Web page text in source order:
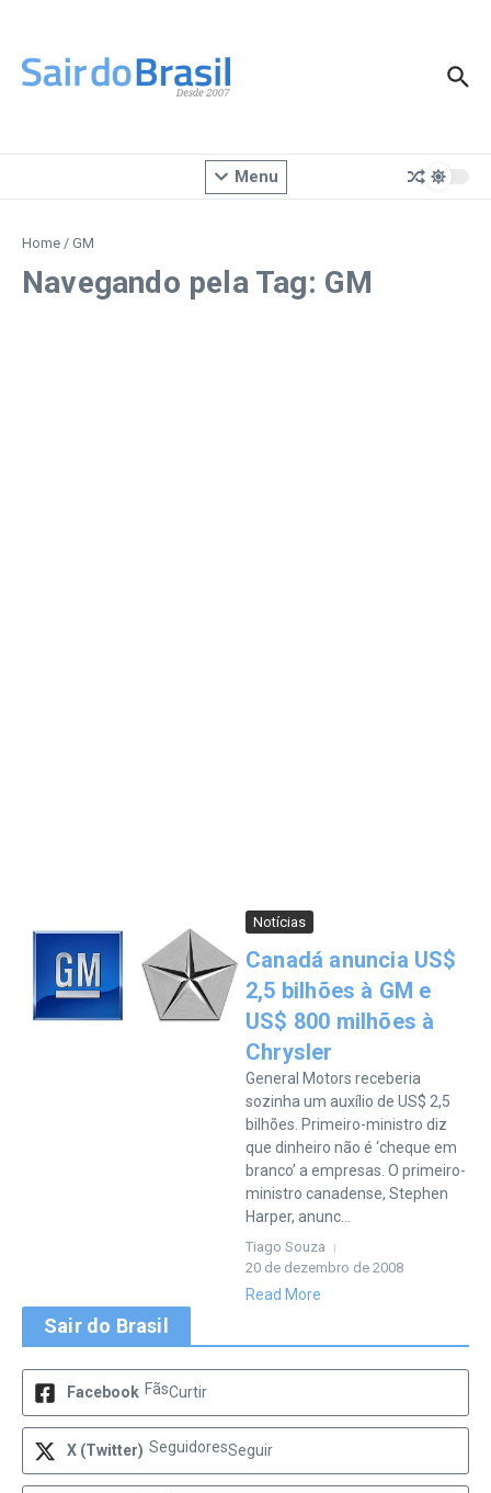
Menu
Home / GM
Navegando pela Tag: GM
Notícias
Canadá anuncia US$
2,5 bilhões à GM e
US$ 800 milhões à
Chrysler
General Motors receberia
sozinha um auxílio de US$ 2,5
bilhões. Primeiro-ministro diz
que dinheiro não é ‘cheque em
branco’ a empresas. O primeiro-
ministro canadense, Stephen
Harper, anunc...
Tiago Souza
20 de dezembro de 2008
Read More
Sair do Brasil
Facebook FãsCurtir
X (Twitter) SeguidoresSeguir